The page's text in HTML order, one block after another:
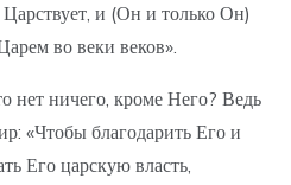
и (Он и только Он)
во веки веков».
нет ничего, кроме Него? Ведь
«Чтобы благодарить Его и
Его царскую власть,